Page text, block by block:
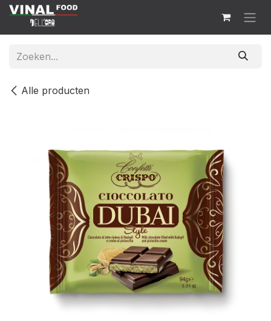
Overslaan naar inhoud
Alle producten